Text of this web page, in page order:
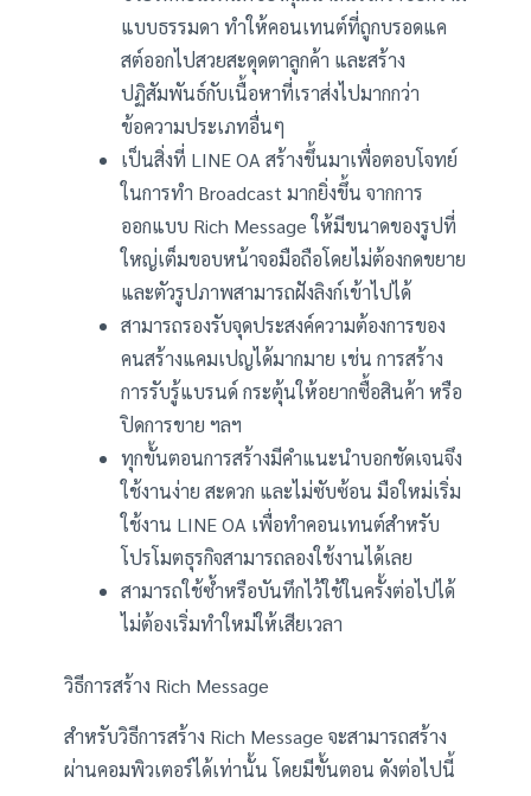
แบบธรรมดา ทำให้คอนเทนต์ที่ถูกบรอดแค
สต์ออกไปสวยสะดุดตาลูกค้า และสร้าง
ปฏิสัมพันธ์กับเนื้อหาที่เราส่งไปมากกว่า
ข้อความประเภทอื่นๆ
เป็นสิ่งที่ LINE OA สร้างขึ้นมาเพื่อตอบโจทย์
ในการทำ Broadcast มากยิ่งขึ้น จากการ
ออกแบบ Rich Message ให้มีขนาดของรูปที่
ใหญ่เต็มขอบหน้าจอมือถือโดยไม่ต้องกดขยาย
และตัวรูปภาพสามารถฝังลิงก์เข้าไปได้
สามารถรองรับจุดประสงค์ความต้องการของ
คนสร้างแคมเปญได้มากมาย เช่น การสร้าง
การรับรู้แบรนด์ กระตุ้นให้อยากซื้อสินค้า หรือ
ปิดการขาย ฯลฯ
ทุกขั้นตอนการสร้างมีคำแนะนำบอกชัดเจนจึง
ใช้งานง่าย สะดวก และไม่ซับซ้อน มือใหม่เริ่ม
ใช้งาน LINE OA เพื่อทำคอนเทนต์สำหรับ
โปรโมตธุรกิจสามารถลองใช้งานได้เลย
สามารถใช้ซ้ำหรือบันทึกไว้ใช้ในครั้งต่อไปได้
ไม่ต้องเริ่มทำใหม่ให้เสียเวลา
วิธีการสร้าง Rich Message
สำหรับวิธีการสร้าง Rich Message จะสามารถสร้าง
ผ่านคอมพิวเตอร์ได้เท่านั้น โดยมีขั้นตอน ดังต่อไปนี้